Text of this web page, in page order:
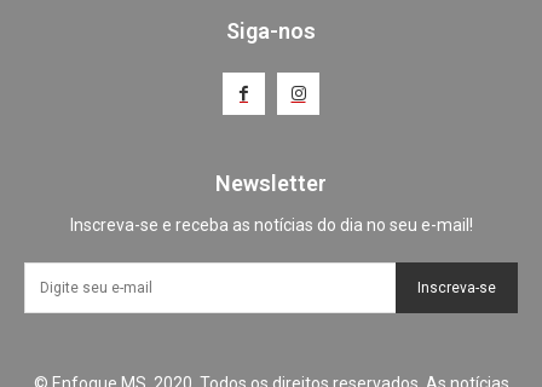
Siga-nos
Newsletter
Inscreva-se e receba as notícias do dia no seu e-mail!
Inscreva-se